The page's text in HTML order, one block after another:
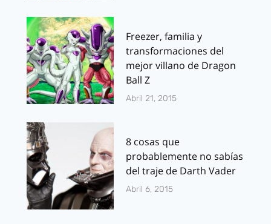
Freezer, familia y
transformaciones del
mejor villano de Dragon
Ball Z
Abril 21, 2015
8 cosas que
probablemente no sabías
del traje de Darth Vader
Abril 6, 2015